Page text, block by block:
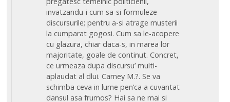
invatzandu-i cum sa-si formuleze
discursurile; pentru a-si atrage musterii
la cumparat gogosi. Cum sa le-acopere
cu glazura, chiar daca-s, in marea lor
majoritate, goale de continut. Concret,
ce urmeaza dupa discursu’ multi-
aplaudat al dlui. Carney M.?. Se va
schimba ceva in lume pen’ca a cuvantat
dansul asa frumos? Hai sa ne mai si